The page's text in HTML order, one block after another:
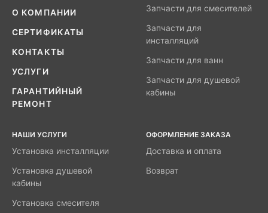
О КОМПАНИИ
СЕРТИФИКАТЫ
КОНТАКТЫ
УСЛУГИ
ГАРАНТИЙНЫЙ
РЕМОНТ
Запчасти для смесителей
Запчасти для
инсталляций
Запчасти для ванн
Запчасти для душевой
кабины
НАШИ УСЛУГИ
Установка инсталляции
Установка душевой
кабины
Установка смесителя
ОФОРМЛЕНИЕ ЗАКАЗА
Доставка и оплата
Возврат